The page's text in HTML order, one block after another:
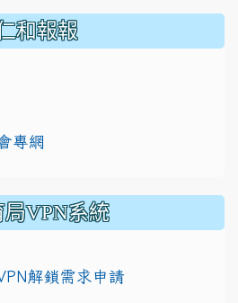
和報報
專網
局VPN系統
解鎖需求申請